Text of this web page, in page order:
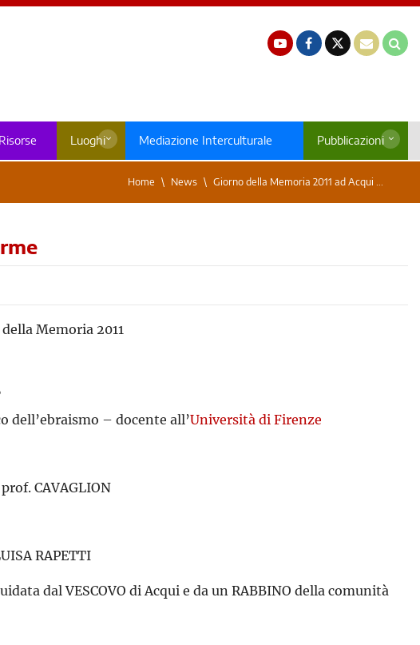
Risorse Luoghi Mediazione Interculturale Pubblicazioni
Home News Giorno della Memoria 2011 ad Acqui ...
Memoria 2011
dell’ebraismo – docente all’Università di Firenze
CAVAGLION
RAPETTI
dal VESCOVO di Acqui e da un RABBINO della comunità